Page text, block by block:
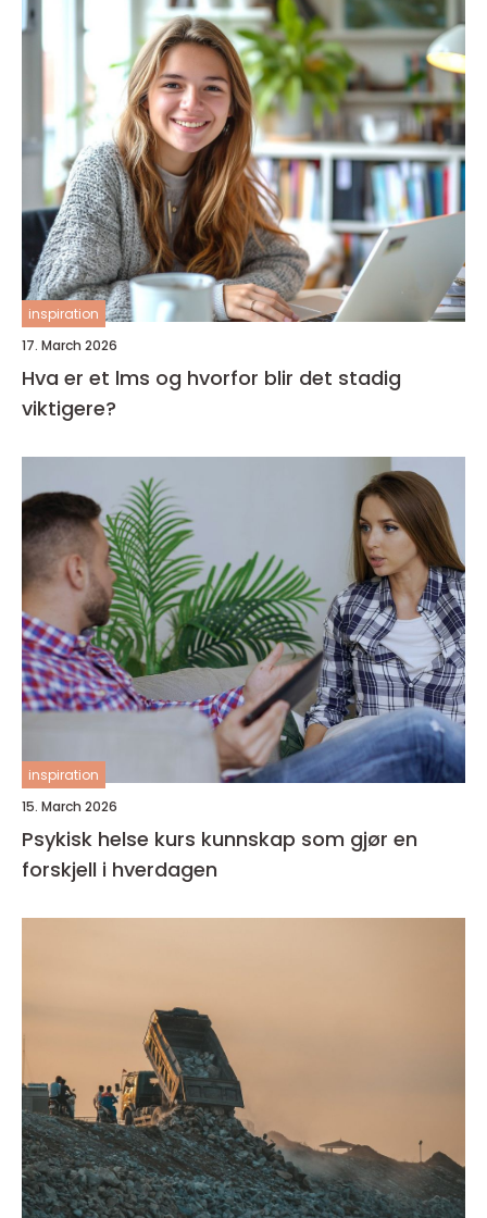
inspiration
17. March 2026
Hva er et lms og hvorfor blir det stadig
viktigere?
inspiration
15. March 2026
Psykisk helse kurs kunnskap som gjør en
forskjell i hverdagen